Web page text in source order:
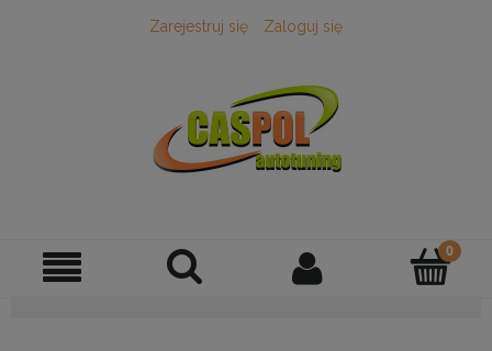
Zarejestruj się Zaloguj się